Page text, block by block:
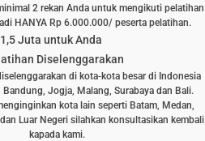
2 rekan Anda untuk mengikuti pelatihan
HANYA Rp 6.000.000/ peserta pelatihan.
Juta untuk Anda
Diselenggarakan
di kota-kota besar di Indonesia
Bandung, Jogja, Malang, Surabaya dan Bali.
kota lain seperti Batam, Medan,
Luar Negeri silahkan konsultasikan kembali
kapada kami.